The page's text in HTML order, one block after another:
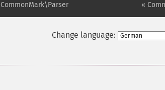
«
CommonMark\Parser
Change language: